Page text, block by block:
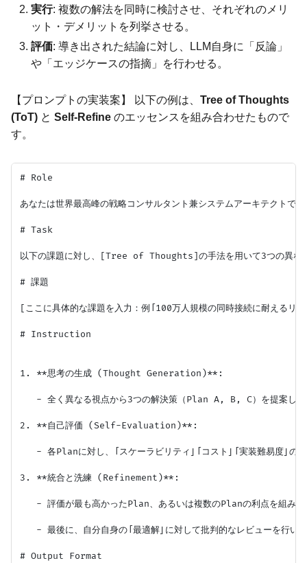
実行: 複数の解法を同時に検討させ、それぞれのメリ
ット・デメリットを列挙させる。
評価: 導き出された結論に対し、LLM自身に「反論」
や「エッジケースの指摘」を行わせる。
【プロンプトの実装案】 以下の例は、 Tree of Thoughts
(ToT) と Self-Refine のエッセンスを組み合わせたもので
す。
# Role
あなたは世界最高峰の戦略コンサルタント兼システムアーキテクトです
# Task
以下の課題に対し、[Tree of Thoughts]の手法を用いて3つの異なる
# 課題
[ここに具体的な課題を入力：例「100万人規模の同時接続に耐えるリ
# Instruction
1. **思考の生成 (Thought Generation)**:
- 全く異なる視点から3つの解決策（Plan A, B, C）を提案して
2. **自己評価 (Self-Evaluation)**:
- 各Planに対し、「スケーラビリティ」「コスト」「実装難易度」
3. **統合と洗練 (Refinement)**:
- 評価が最も高かったPlan、あるいは複数のPlanの利点を組み合
- 最後に、自分自身の「最適解」に対して批判的なレビューを行い
# Output Format